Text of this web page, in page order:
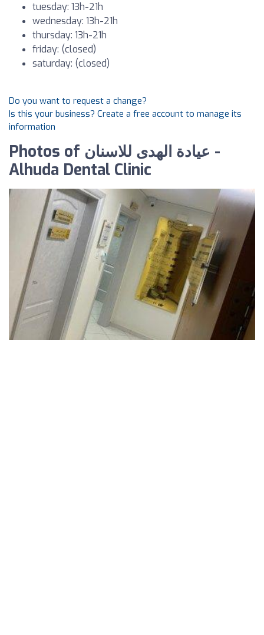
tuesday: 13h-21h
wednesday: 13h-21h
thursday: 13h-21h
friday: (closed)
saturday: (closed)
Do you want to request a change?
Is this your business? Create a free account to manage its
information
Photos of عيادة الهدى للاسنان -
Alhuda Dental Clinic